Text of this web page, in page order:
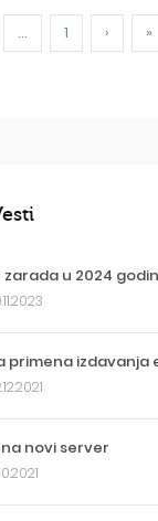
... 1 › »
u 2024
primena
novi server